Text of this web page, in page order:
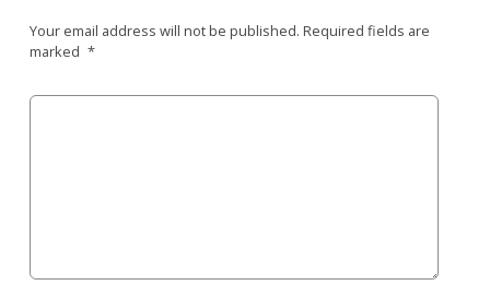
Your email address will not be published. Required fields are
marked *